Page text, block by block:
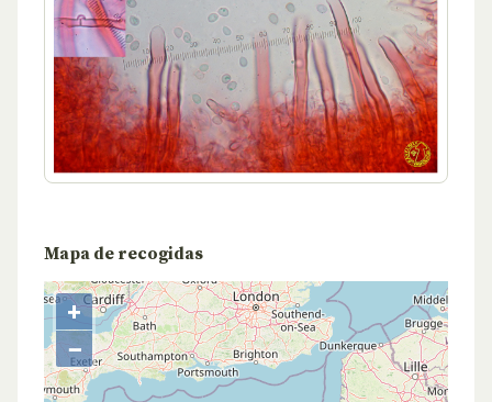
Mapa de recogidas
+
−